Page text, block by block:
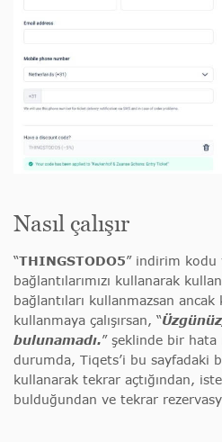
Nasıl çalışır
“THINGSTODO5” indirim kodu
bağlantılarımızı kullanarak
bağlantıları kullanmazsan
kullanmaya çalışırsan, “
bulunamadı.” şeklinde bir hata
durumda, Tiqets’i bu sayfadaki
kullanarak tekrar açtığından,
bulduğundan ve tekrar